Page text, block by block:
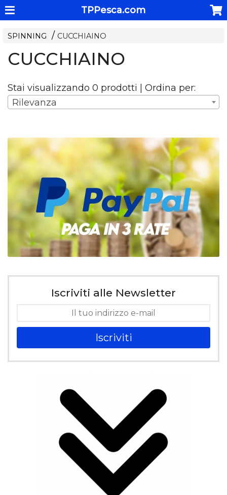
TPPesca.com
SPINNING CUCCHIAINO
CUCCHIAINO
Stai visualizzando 0 prodotti | Ordina per:
Rilevanza
Iscriviti alle Newsletter
Iscriviti